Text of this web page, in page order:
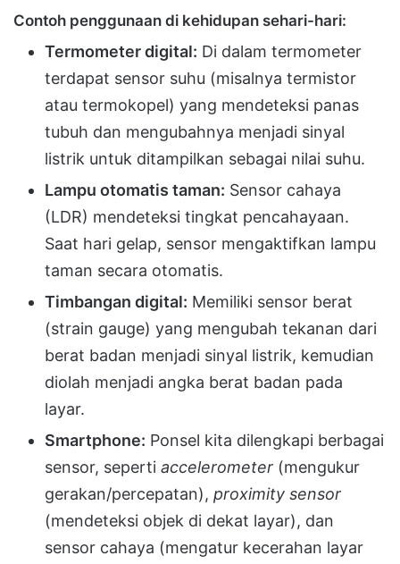
Contoh penggunaan di kehidupan sehari-hari:
Termometer digital: Di dalam termometer
terdapat sensor suhu (misalnya termistor
atau termokopel) yang mendeteksi panas
tubuh dan mengubahnya menjadi sinyal
listrik untuk ditampilkan sebagai nilai suhu.
Lampu otomatis taman: Sensor cahaya
(LDR) mendeteksi tingkat pencahayaan.
Saat hari gelap, sensor mengaktifkan lampu
taman secara otomatis.
Timbangan digital: Memiliki sensor berat
(strain gauge) yang mengubah tekanan dari
berat badan menjadi sinyal listrik, kemudian
diolah menjadi angka berat badan pada
layar.
Smartphone: Ponsel kita dilengkapi berbagai
sensor, seperti accelerometer (mengukur
gerakan/percepatan), proximity sensor
(mendeteksi objek di dekat layar), dan
sensor cahaya (mengatur kecerahan layar